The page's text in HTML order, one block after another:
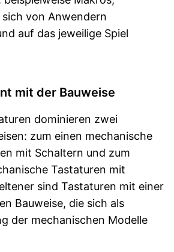
von Anwendern
auf das jeweilige Spiel
mit der Bauweise
dominieren zwei
zum einen mechanische
mit Schaltern und zum
Tastaturen mit
sind Tastaturen mit einer
Bauweise, die sich als
der mechanischen Modelle